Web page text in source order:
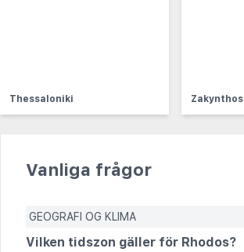
Thessaloniki Zakynthos
Vanliga frågor
GEOGRAFI OG KLIMA
Vilken tidszon gäller för Rhodos?